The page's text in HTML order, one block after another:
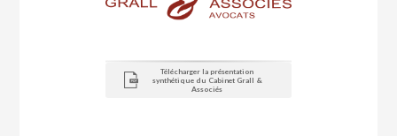
Télécharger la présentation
synthétique du Cabinet Grall &
Associés